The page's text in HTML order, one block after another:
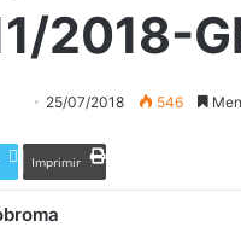
2018-
25/07/2018 546
Imprimir